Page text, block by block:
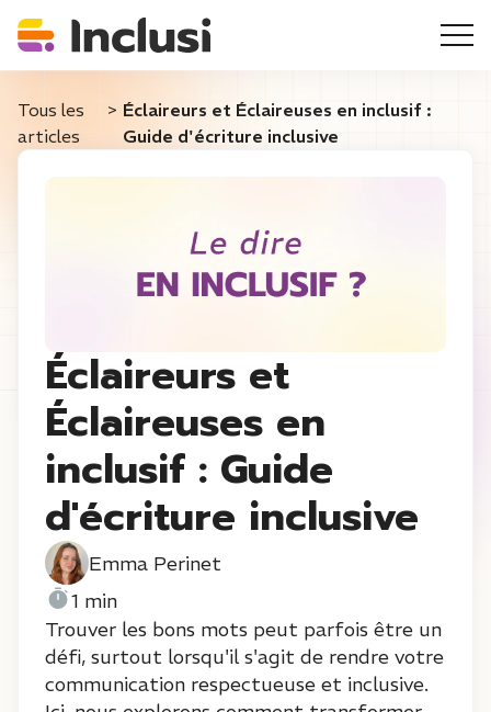
Tous les
articles
> Éclaireurs et Éclaireuses en inclusif :
Guide d'écriture inclusive
Éclaireurs et
Éclaireuses en
inclusif : Guide
d'écriture inclusive
Emma Perinet
1 min
Trouver les bons mots peut parfois être un
défi, surtout lorsqu'il s'agit de rendre votre
communication respectueuse et inclusive.